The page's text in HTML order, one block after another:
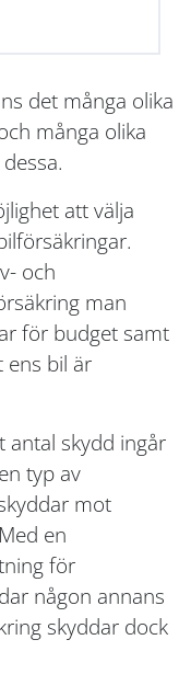
det många olika
många olika
att välja
och
man
för budget samt
ens bil är
antal skydd ingår
typ av
mot
en
för
någon annans
skyddar dock